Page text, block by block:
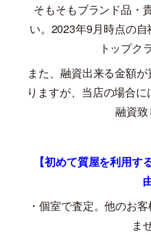
そもそもブランド品・
い。 2023年9月時点の
トップク
また、融資出来る金額
りますが、当店の場合
融資致
【初めて質屋を利用
・個室で査定。他のお
ま